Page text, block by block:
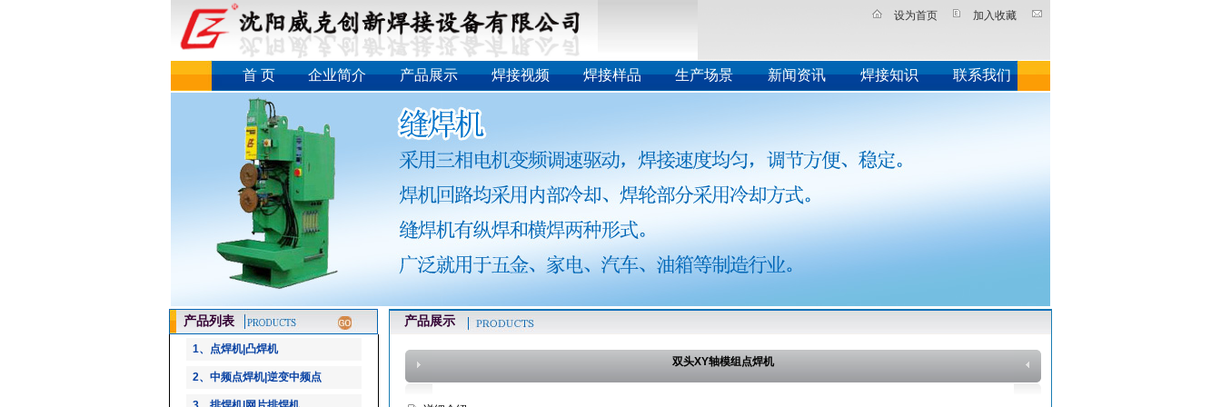
设为首页 加入收藏
首 页 企业简介 产品展示 焊接视频 焊接样品 生产场景 新闻资讯 焊接知识 联系我们
产品列表
1、点焊机|凸焊机
2、中频点焊机|逆变中频点
产品展示
双头XY轴模组点焊机